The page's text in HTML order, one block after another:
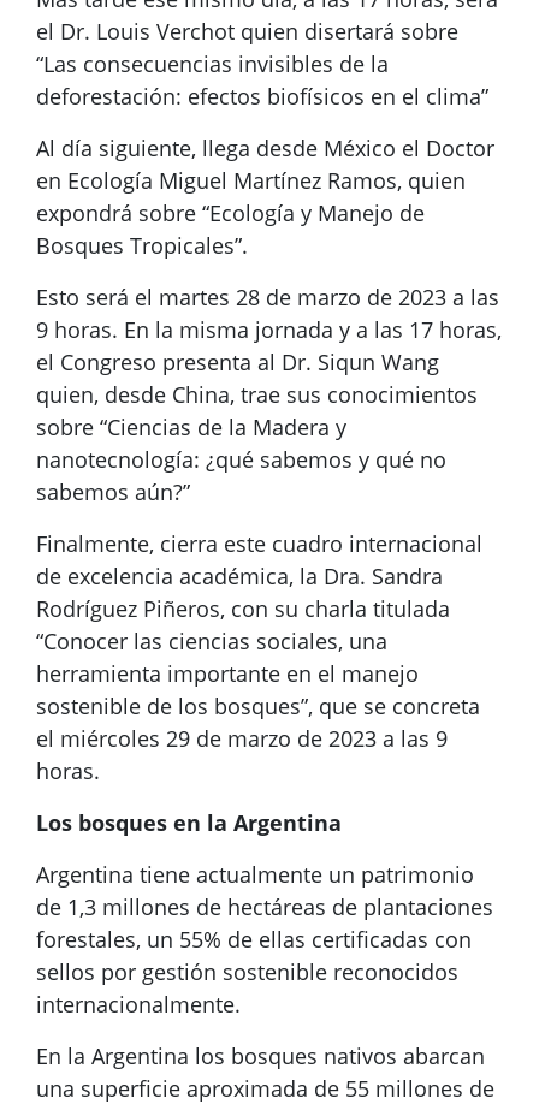
el Dr. Louis Verchot quien disertará sobre
“Las consecuencias invisibles de la
deforestación: efectos biofísicos en el clima”
Al día siguiente, llega desde México el Doctor
en Ecología Miguel Martínez Ramos, quien
expondrá sobre “Ecología y Manejo de
Bosques Tropicales”.
Esto será el martes 28 de marzo de 2023 a las
9 horas. En la misma jornada y a las 17 horas,
el Congreso presenta al Dr. Siqun Wang
quien, desde China, trae sus conocimientos
sobre “Ciencias de la Madera y
nanotecnología: ¿qué sabemos y qué no
sabemos aún?”
Finalmente, cierra este cuadro internacional
de excelencia académica, la Dra. Sandra
Rodríguez Piñeros, con su charla titulada
“Conocer las ciencias sociales, una
herramienta importante en el manejo
sostenible de los bosques”, que se concreta
el miércoles 29 de marzo de 2023 a las 9
horas.
Los bosques en la Argentina
Argentina tiene actualmente un patrimonio
de 1,3 millones de hectáreas de plantaciones
forestales, un 55% de ellas certificadas con
sellos por gestión sostenible reconocidos
internacionalmente.
En la Argentina los bosques nativos abarcan
una superficie aproximada de 55 millones de